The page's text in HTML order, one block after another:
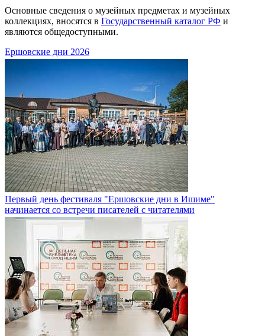
Основные сведения о музейных предметах и музейных
коллекциях, вносятся в Государственный каталог РФ и
являются общедоступными.
Ершовские дни 2026
Первый день фестиваля "Ершовские дни в Ишиме"
начинается со встречи писателей с читателями